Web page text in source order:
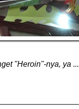
"Heroin"-nya, ya ...